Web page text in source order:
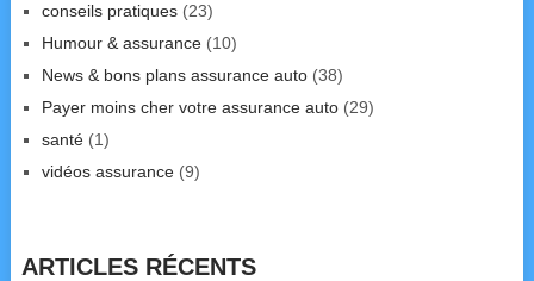
conseils pratiques(23)
Humour & assurance(10)
News & bons plans assurance auto(38)
Payer moins cher votre assurance auto(29)
santé(1)
vidéos assurance(9)
ARTICLES RÉCENTS